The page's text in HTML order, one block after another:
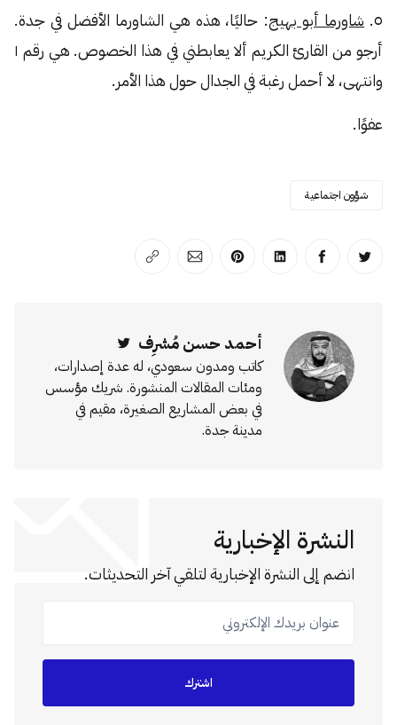
٥. شاورما أبو بهيج: حاليًا، هذه هي الشاورما الأفضل في جدة.
أرجو من القارئ الكريم ألا يعابطني في هذا الخصوص. هي رقم ١
وانتهى، لا أحمل رغبة في الجدال حول هذا الأمر.
عفوًا.
شؤون اجتماعية
انشر على تويترانشر على الفيسبوك
انشر على لينكد إن
انشر على بينترست
انشر على الإيميل
انسخ الرابط
أحمد حسن مُشرِف
كاتب ومدون سعودي، له عدة إصدارات،
ومئات المقالات المنشورة. شريك مؤسس
في بعض المشاريع الصغيرة، مقيم في
مدينة جدة.
النشرة الإخبارية
انضم إلى النشرة الإخبارية لتلقي آخر التحديثات.
عنوان بريدك الإلكتروني
اشترك